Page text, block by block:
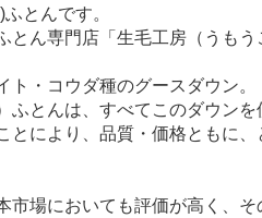
とんです。
とん専門店「生毛工房（うも
・コウダ種のグースダウン。
とんは、すべてこのダウンを
により、品質・価格ともに
場においても評価が高く、